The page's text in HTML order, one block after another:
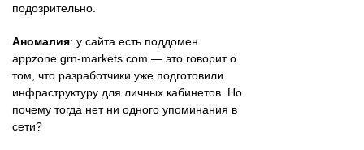
подозрительно.
Аномалия: у сайта есть поддомен
appzone.grn-markets.com — это говорит о
том, что разработчики уже подготовили
инфраструктуру для личных кабинетов. Но
почему тогда нет ни одного упоминания в
сети?